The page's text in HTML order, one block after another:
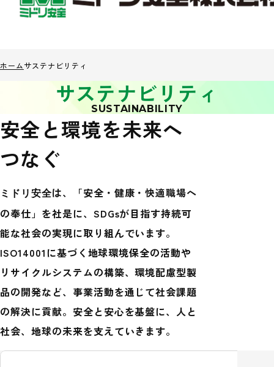
ホームサステナビリティ
サステナビリティ
SUSTAINABILITY
安全と環境を未来へ
つなぐ
ミドリ安全は、「安全・健康・快適職場へ
の奉仕」を社是に、 SDGsが目指す持続可
能な社会の実現に取り組んでいます。
ISO14001に基づく地球環境保全の活動や
リサイクルシステムの構築、環境配慮型製
品の開発など、事業活動を通じて社会課題
の解決に貢献。 安全と安心を基盤に、人と
社会、地球の未来を支えていきます。